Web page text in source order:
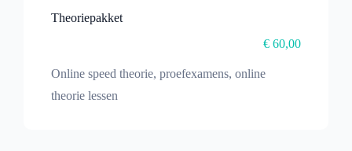
Theoriepakket
€ 60,00
Online speed theorie, proefexamens, online
theorie lessen